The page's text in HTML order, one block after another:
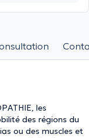
des régions du
ou des muscles et